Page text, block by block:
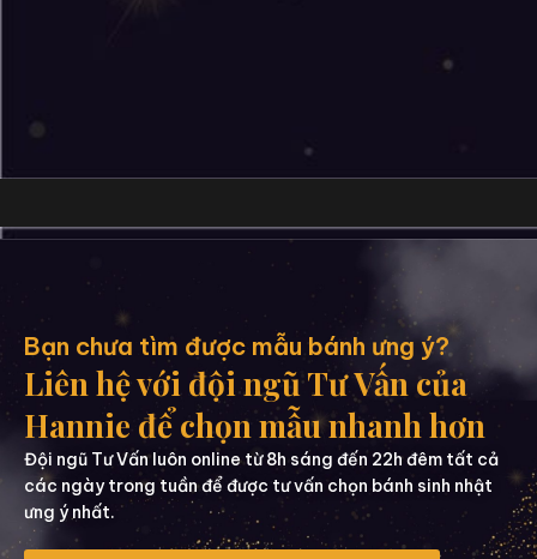
Bạn chưa tìm được mẫu bánh ưng ý?
Liên hệ với đội ngũ Tư Vấn của
Hannie để chọn mẫu nhanh hơn
Đội ngũ Tư Vấn luôn online từ 8h sáng đến 22h đêm tất cả
các ngày trong tuần để được tư vấn chọn bánh sinh nhật
ưng ý nhất.